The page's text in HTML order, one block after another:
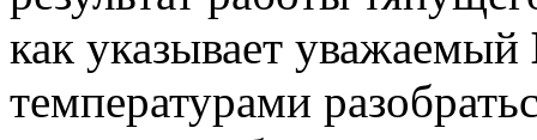
как указывает уважаемый
температурами